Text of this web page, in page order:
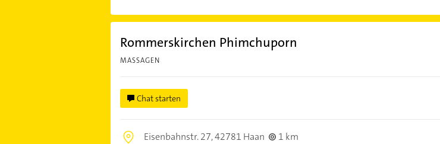
Rommerskirchen Phimchuporn
MASSAGEN
Chat starten
Eisenbahnstr. 27,42781 Haan
1 km